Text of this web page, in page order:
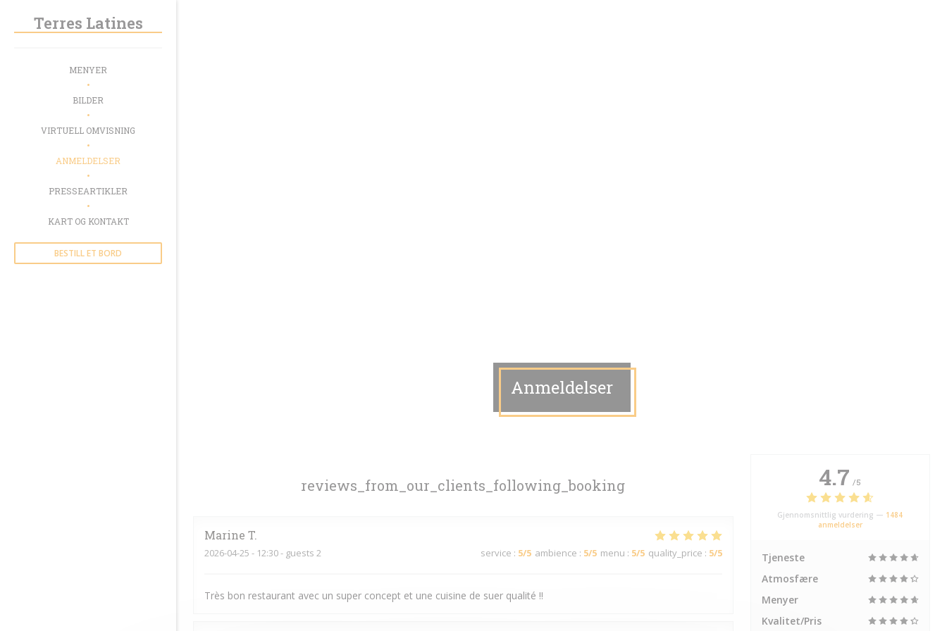
Terres Latines
MENYER
BILDER
VIRTUELL OMVISNING
ANMELDELSER
PRESSEARTIKLER
KART OG KONTAKT
BESTILL ET BORD
Anmeldelser
reviews_from_our_clients_following_booking
Marine T
2026-04-25 - 12:30 - guests 2 service : 5/5 ambience : 5/5 menu : 5/5 quality_price : 5/5
Très bon restaurant avec un super concept et une cuisine de suer qualité !!
4.7 /5
Gjennomsnittlig vurdering — 1484
anmeldelser
Tjeneste
Atmosfære
Menyer
Kvalitet/Pris